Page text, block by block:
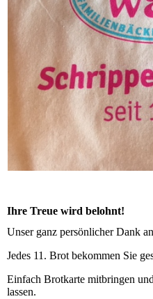
Ihre Treue wird belohnt!
Unser ganz persönlicher Dank
Jedes 11. Brot bekommen Sie
Einfach Brotkarte mitbringen
lassen.